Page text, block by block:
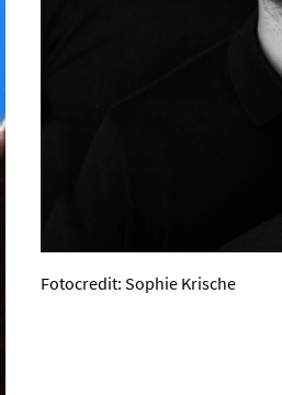
Fotocredit: Sophie Krische